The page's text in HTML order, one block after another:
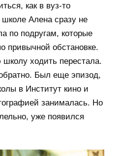
как в вуз-то
Алена сразу не
по подругам, которые
привычной обстановке.
ходить перестала.
Был еще эпизод,
в Институт кино и
занималась. Но
уже появился